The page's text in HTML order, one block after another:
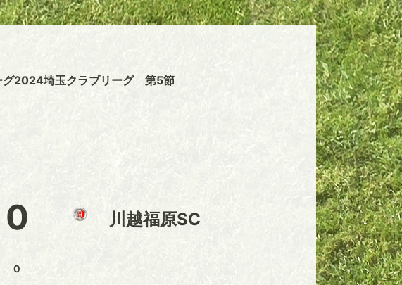
グ2024埼玉クラブリーグ 第5節
0
0
川越福原SC